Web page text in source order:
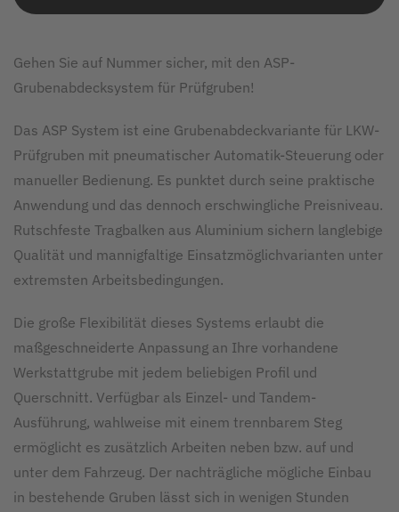
Gehen Sie auf Nummer sicher, mit den ASP-
Grubenabdecksystem für Prüfgruben!
Das ASP System ist eine Grubenabdeckvariante für LKW-
Prüfgruben mit pneumatischer Automatik-Steuerung oder
manueller Bedienung. Es punktet durch seine praktische
Anwendung und das dennoch erschwingliche Preisniveau.
Rutschfeste Tragbalken aus Aluminium sichern langlebige
Qualität und mannigfaltige Einsatzmöglichvarianten unter
extremsten Arbeitsbedingungen.
Die große Flexibilität dieses Systems erlaubt die
maßgeschneiderte Anpassung an Ihre vorhandene
Werkstattgrube mit jedem beliebigen Profil und
Querschnitt. Verfügbar als Einzel- und Tandem-
Ausführung, wahlweise mit einem trennbarem Steg
ermöglicht es zusätzlich Arbeiten neben bzw. auf und
unter dem Fahrzeug. Der nachträgliche mögliche Einbau
in bestehende Gruben lässt sich in wenigen Stunden